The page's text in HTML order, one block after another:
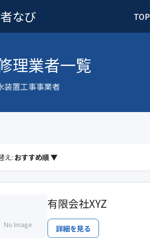
なび TOP
理業者一覧
装置工事事業者
え: おすすめ順 ▼
No Image
有限会社XYZ
詳細を見る